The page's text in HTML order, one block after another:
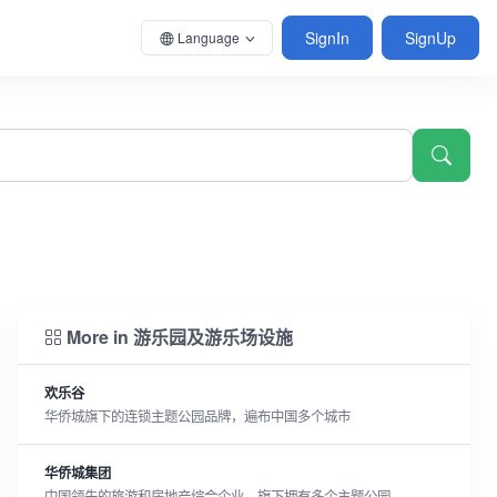
Language SignIn SignUp
More in 游乐园及游乐场设施
欢乐谷
华侨城旗下的连锁主题公园品牌，遍布中国多个城市
华侨城集团